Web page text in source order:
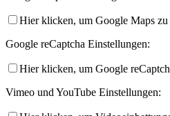
Hier klicken, um Google Maps
Google reCaptcha Einstellungen:
Hier klicken, um Google
Vimeo und YouTube Einstellungen: